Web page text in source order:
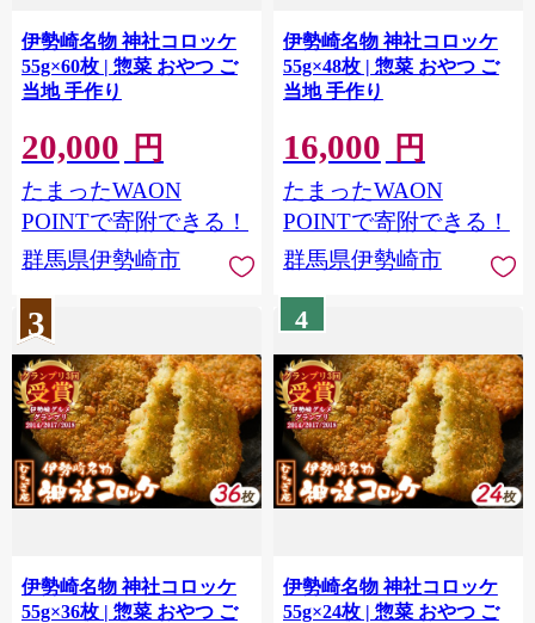
伊勢崎名物 神社コロッケ
55g×60枚 | 惣菜 おやつ ご
当地 手作り
20,000 円
たまったWAON
POINTで寄附できる！
群馬県伊勢崎市
伊勢崎名物 神社コロッケ
55g×48枚 | 惣菜 おやつ ご
当地 手作り
16,000 円
たまったWAON
POINTで寄附できる！
群馬県伊勢崎市
3
伊勢崎名物 神社コロッケ
55g×36枚 | 惣菜 おやつ ご
4
伊勢崎名物 神社コロッケ
55g×24枚 | 惣菜 おやつ ご